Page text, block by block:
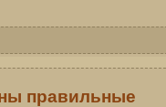
правильные